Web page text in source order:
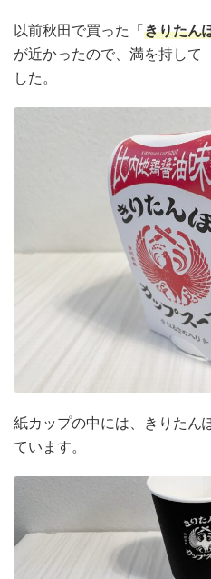
夏 外出中 外出先
暮らし方 検証 特別企
野菜 防災おで
防災学習
以前秋田で買った「きりたん
が近かったので、 満を持して
した。
紙カップの中には、きりたん
ています。